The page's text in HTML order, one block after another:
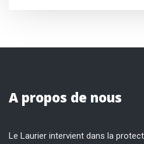
A propos de nous
Le Laurier intervient dans la